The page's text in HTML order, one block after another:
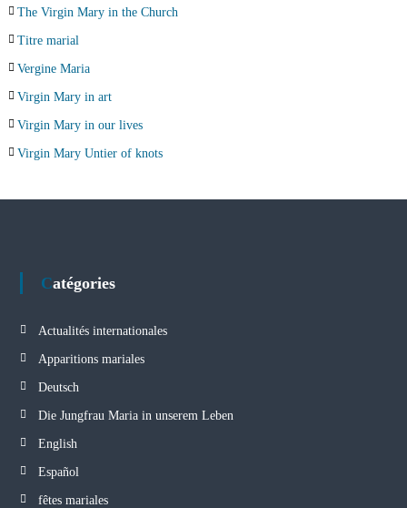
The Virgin Mary in the Church
Titre marial
Vergine Maria
Virgin Mary in art
Virgin Mary in our lives
Virgin Mary Untier of knots
Catégories
Actualités internationales
Apparitions mariales
Deutsch
Die Jungfrau Maria in unserem Leben
English
Español
fêtes mariales